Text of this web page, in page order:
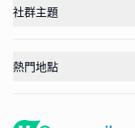
社群主題
熱門地點